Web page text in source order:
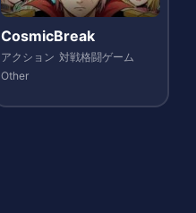
CosmicBreak
アクション 対戦格闘ゲーム
Other